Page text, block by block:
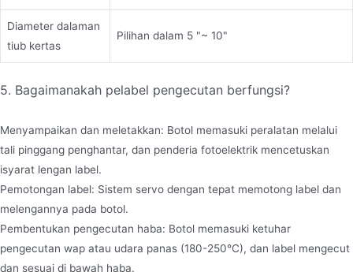
Diameter dalaman
tiub kertas
Pilihan dalam 5 "~ 10"
5. Bagaimanakah pelabel pengecutan berfungsi?
Menyampaikan dan meletakkan: Botol memasuki peralatan melalui
tali pinggang penghantar, dan penderia fotoelektrik mencetuskan
isyarat lengan label.
Pemotongan label: Sistem servo dengan tepat memotong label dan
melengannya pada botol.
Pembentukan pengecutan haba: Botol memasuki ketuhar
pengecutan wap atau udara panas (180-250°C), dan label mengecut
dan sesuai di bawah haba.